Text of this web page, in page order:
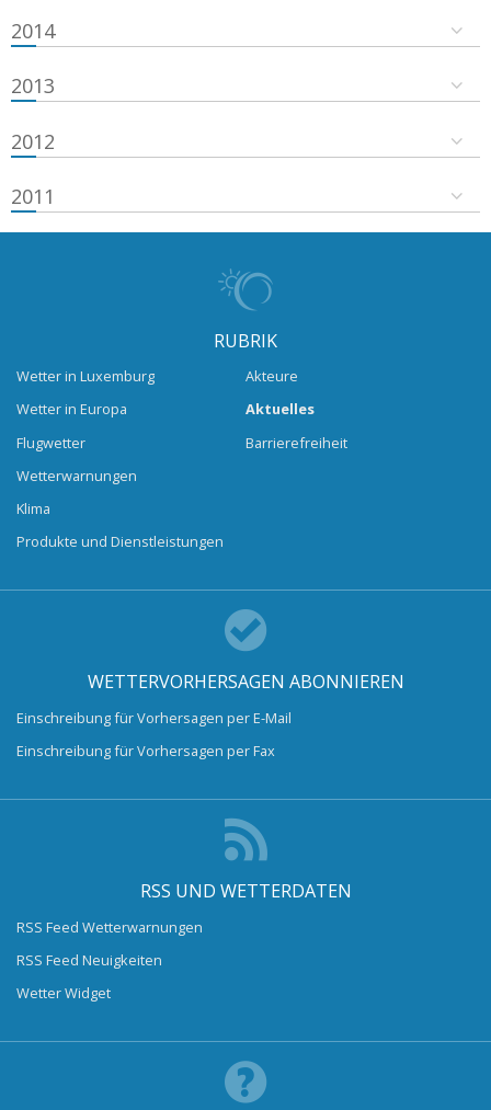
2014
2013
2012
2011
RUBRIK
Wetter in Luxemburg
Wetter in Europa
Flugwetter
Wetterwarnungen
Klima
Produkte und Dienstleistungen
Akteure
Aktuelles
Barrierefreiheit
WETTERVORHERSAGEN ABONNIEREN
Einschreibung für Vorhersagen per E-Mail
Einschreibung für Vorhersagen per Fax
RSS UND WETTERDATEN
RSS Feed Wetterwarnungen
RSS Feed Neuigkeiten
Wetter Widget